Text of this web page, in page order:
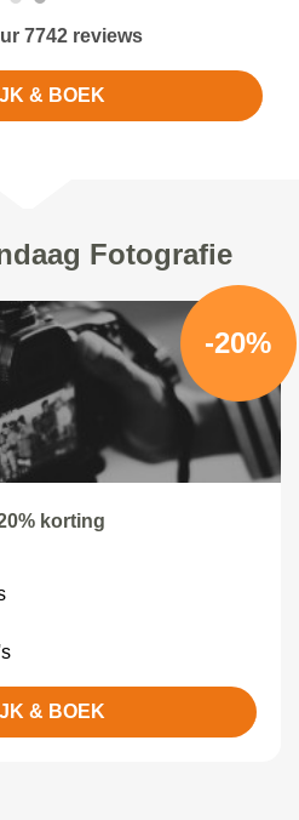
7742 reviews
& BOEK
Fotografie
-20%
korting
& BOEK